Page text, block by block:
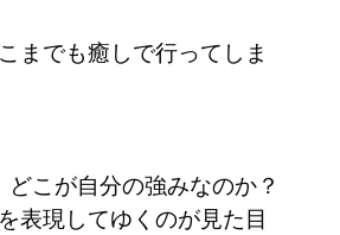
までも癒しで行ってしま
どこが自分の強みなのか？
表現してゆくのが見た目